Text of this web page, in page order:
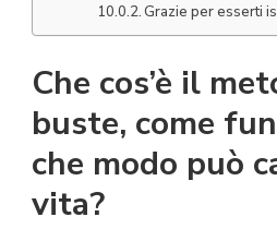
Grazie per esserti
Che cos’è il
buste, come
che modo può
vita?